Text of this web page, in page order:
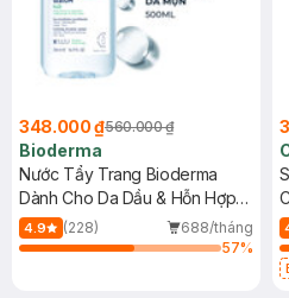
348.000 ₫560.000 ₫
Bioderma
Nước Tẩy Trang Bioderma
Dành Cho Da Dầu & Hỗn Hợp
500ml
4.9 (228)
688/tháng
57%